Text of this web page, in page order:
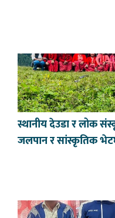
स्थानीय देउडा र लोक
जलपान र सांस्कृतिक